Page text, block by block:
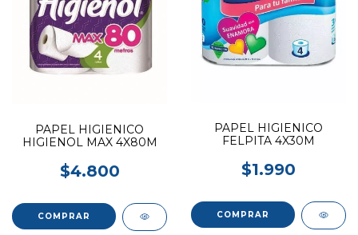
PAPEL HIGIENICO
HIGIENOL MAX 4X80M
$4.800
PAPEL HIGIENICO
FELPITA 4X30M
$1.990